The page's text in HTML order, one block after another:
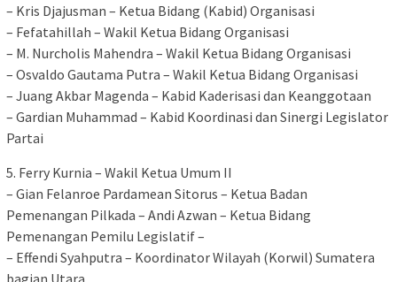
– Kris Djajusman – Ketua Bidang (Kabid) Organisasi
– Fefatahillah – Wakil Ketua Bidang Organisasi
– M. Nurcholis Mahendra – Wakil Ketua Bidang Organisasi
– Osvaldo Gautama Putra – Wakil Ketua Bidang Organisasi
– Juang Akbar Magenda – Kabid Kaderisasi dan Keanggotaan
– Gardian Muhammad – Kabid Koordinasi dan Sinergi Legislator
Partai
5. Ferry Kurnia – Wakil Ketua Umum II
– Gian Felanroe Pardamean Sitorus – Ketua Badan
Pemenangan Pilkada – Andi Azwan – Ketua Bidang
Pemenangan Pemilu Legislatif –
– Effendi Syahputra – Koordinator Wilayah (Korwil) Sumatera